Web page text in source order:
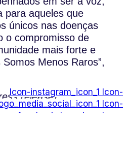
para aqueles que
únicos nas doenças
o compromisso de
mais forte e
Menos Raros”,
release)
Icon-instagram_icon_1
Icon-
Icon-
facebook_logo_icon
Icon-